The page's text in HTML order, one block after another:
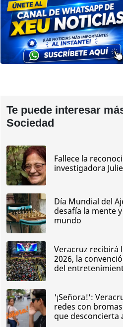
Te puede interesar
Sociedad
Fallece la
investigadora
Día Mundial del
desafía la mente
mundo
Veracruz recibirá
2026, la
del
'¡Señora!':
redes con
que desconcierta